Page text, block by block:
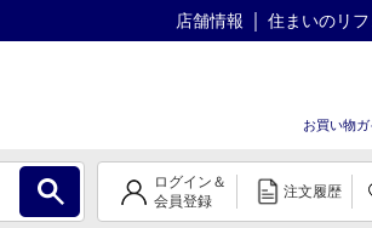
店舗情報 住まいのリ
お買い物ガ
ログイン＆
会員登録
注文履歴